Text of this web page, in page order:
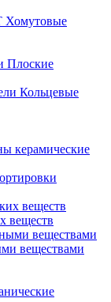
Хомутовые
Плоские
Кольцевые
керамические
веществ
веществами